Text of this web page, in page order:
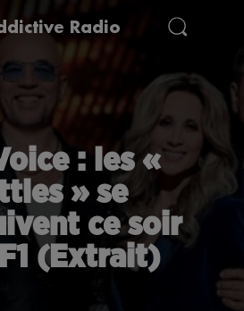
Radio
: les «
» se
ce soir
(Extrait)